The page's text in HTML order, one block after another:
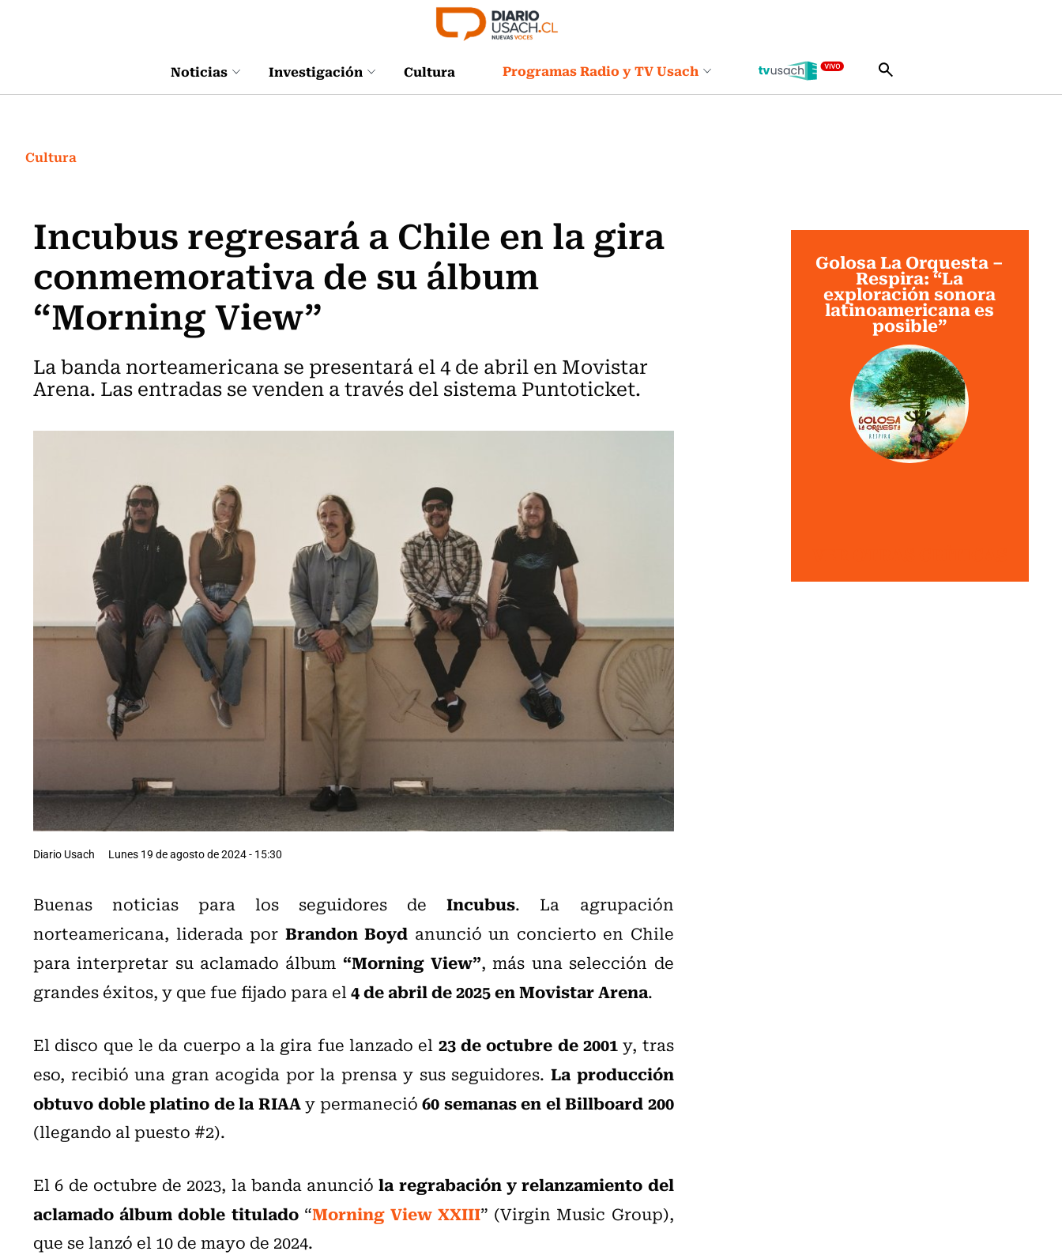
Noticias Investigación Cultura Programas Radio y TV Usach
Cultura
Incubus regresará a Chile en la gira
conmemorativa de su álbum
“Morning View”
La banda norteamericana se presentará el 4 de abril en Movistar
Arena. Las entradas se venden a través del sistema Puntoticket.
Diario Usach Lunes 19 de agosto de 2024 - 15:30
Buenas noticias para los seguidores deIncubus. La agrupación
norteamericana, liderada por Brandon Boyd anunció un concierto en Chile
para interpretar su aclamado álbum “Morning View”, más una selección de
grandes éxitos, y que fue fijado para el4 de abril de 2025 en Movistar Arena.
El disco que le da cuerpo a la gira fue lanzado el 23 de octubre de 2001y, tras
eso, recibió una gran acogida por la prensa y sus seguidores. La producción
obtuvo doble platino de la RIAAy permaneció60 semanas en el Billboard 200
(llegando al puesto #2).
El 6 de octubre de 2023, la banda anuncióla regrabación y relanzamiento del
aclamado álbum doble titulado“Morning View XXIII” (Virgin Music Group),
que se lanzó el 10 de mayo de 2024.
Golosa La Orquesta –
Respira: “La
exploración sonora
latinoamericana es
posible”